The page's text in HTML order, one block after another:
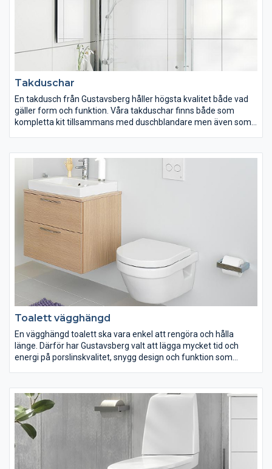
Takduschar
En takdusch från Gustavsberg håller högsta kvalitet både vad
gäller form och funktion. Våra takduschar finns både som
kompletta kit tillsammans med duschblandare men även som
fyrkantiga och runda former och med en 3-funktions
handdusch. Välj takdusch utifrån egna önskemål och behov.
Variationerna är många men kvalitet, funktion och rena former
är gemensamt för alla våra takduschar.
Toalett vägghängd
En vägghängd toalett ska vara enkel att rengöra och hålla
länge. Därför har Gustavsberg valt att lägga mycket tid och
energi på porslinskvalitet, snygg design och funktion som
toaletter att välja mellan. Oavsett om du är ute efter design
eller enbart funktion så har vi en vägghängd toalett som passar
dig och ditt badrum.